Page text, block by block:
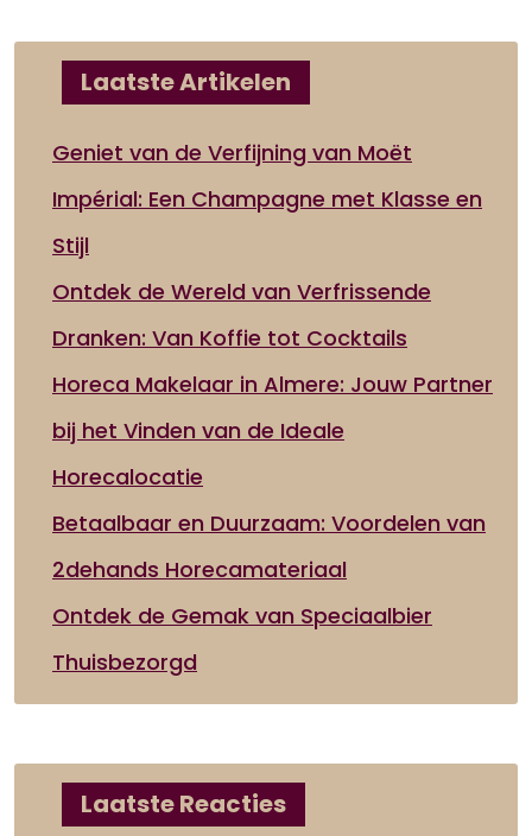
Laatste Artikelen
Geniet van de Verfijning van Moët
Impérial: Een Champagne met Klasse en
Stijl
Ontdek de Wereld van Verfrissende
Dranken: Van Koffie tot Cocktails
Horeca Makelaar in Almere: Jouw Partner
bij het Vinden van de Ideale
Horecalocatie
Betaalbaar en Duurzaam: Voordelen van
2dehands Horecamateriaal
Ontdek de Gemak van Speciaalbier
Thuisbezorgd
Laatste Reacties